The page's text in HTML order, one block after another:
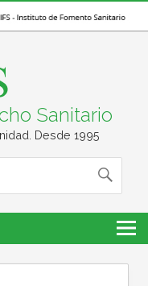
Sanitario
Desde 1995